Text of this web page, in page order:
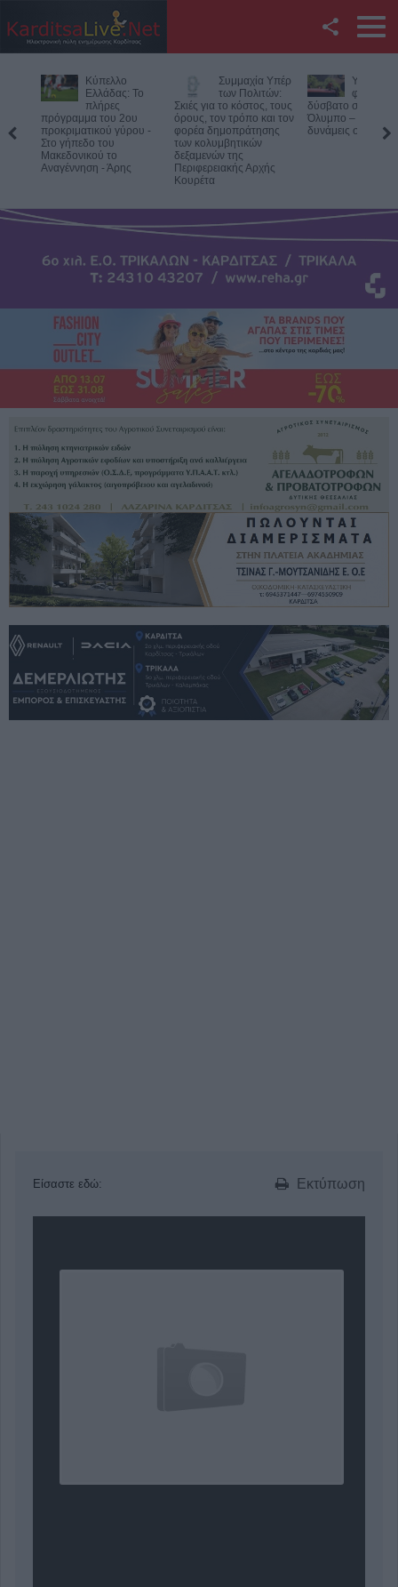
Twitter
YouTube
Αναζήτηση
Επικοινωνία με το
KarditsaLive.Net
Συμμαχία Υπέρ
των Πολιτών:
Σκιές για το κόστος, τους
όρους, τον τρόπο και τον
φορέα δημοπράτησης
των κολυμβητικών
δεξαμενών της
Περιφερειακής Αρχής
Υπό έλεγχο η
φωτιά σε
δύσβατο σημείο στον
Όλυμπο – Παραμένουν οι
δυνάμεις στο σημείο
έξοδος
Αυγούστου –
επιβάτες
τα λιμάνια
Εκτύπωση
Είσαστε εδώ: